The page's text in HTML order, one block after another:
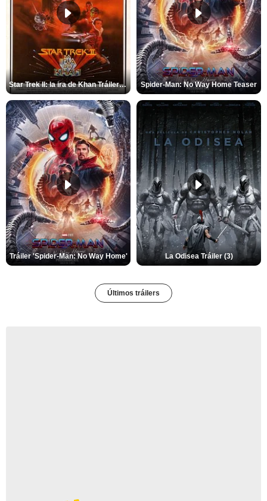
Star Trek II: la ira de Khan Tráiler VO Spider-Man: No Way Home Teaser
Tráiler 'Spider-Man: No Way Home' La Odisea Tráiler (3)
Últimos tráilers